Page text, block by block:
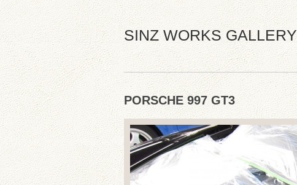
SINZ WORKS GALLERY
PORSCHE 997 GT3